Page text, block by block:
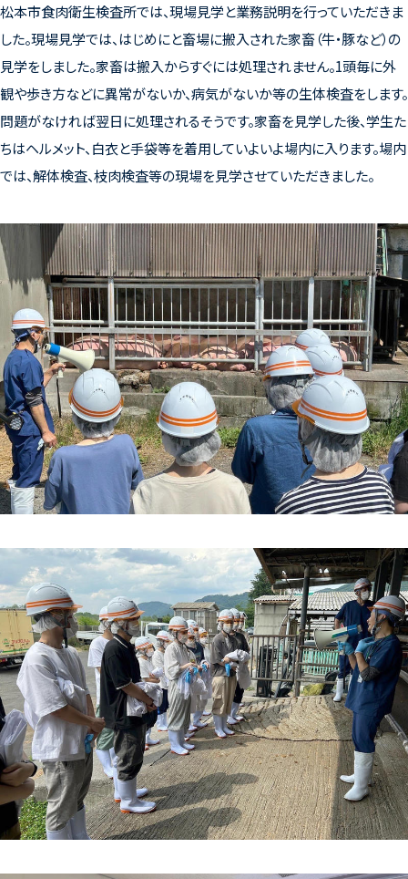
松本市食肉衛生検査所では、現場見学と業務説明を行っていただきま
した。現場見学では、はじめにと畜場に搬入された家畜（牛・豚など）の
見学をしました。家畜は搬入からすぐには処理されません。1頭毎に外
観や歩き方などに異常がないか、病気がないか等の生体検査をします。
問題がなければ翌日に処理されるそうです。家畜を見学した後、学生た
ちはヘルメット、白衣と手袋等を着用していよいよ場内に入ります。場内
では、解体検査、枝肉検査等の現場を見学させていただきました。